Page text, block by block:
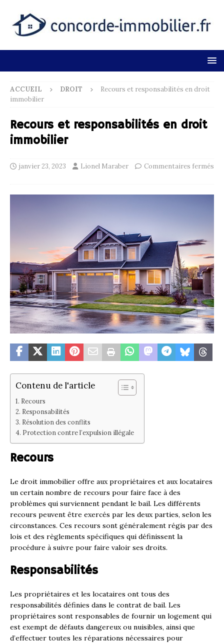
ACCUEIL DROIT
Recours et responsabilités en droit
immobilier
Recours et responsabilités en droit
immobilier
janvier 23, 2023 Lionel Maraber Commentaires fermés
Contenu de l'article
Recours
Responsabilités
Résolution des conflits
Protection contre l’expulsion illégale
Recours
Le droit immobilier offre aux propriétaires et aux locataires
un certain nombre de recours pour faire face à des
problèmes qui surviennent pendant le bail. Les différents
recours peuvent être exercés par les deux parties, selon les
circonstances. Ces recours sont généralement régis par des
lois et des règlements spécifiques qui définissent la
procédure à suivre pour faire valoir ses droits.
Responsabilités
Les propriétaires et les locataires ont tous des
responsabilités définies dans le contrat de bail. Les
propriétaires sont responsables de fournir un logement qui
est exempt de défauts dangereux ou nuisibles, ainsi que
d’effectuer toutes les réparations nécessaires pour